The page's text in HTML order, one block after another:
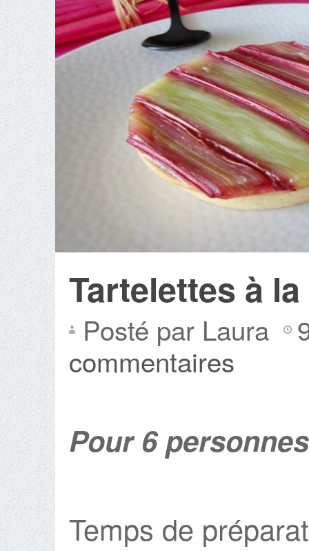
Tartelettes à
Posté par Laura
commentaires
Pour 6 personnes
Temps de